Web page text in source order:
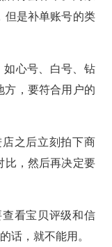
但是补单账号的类
如心号、白号、钻
方，要符合用户的
之后立刻拍下商
比，然后再决定要
看宝贝评级和信
话，就不能用。